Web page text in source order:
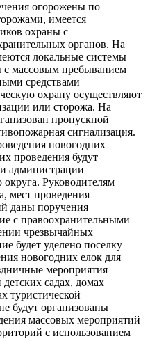
огорожены по
имеется
охраны с
органов. На
локальные системы
с массовым пребыванием
средствами
охрану осуществляют
или сторожа. На
пропускной
сигнализация.
новогодних
проведения будут
администрации
округа. Руководителям
мест проведения
даны поручения
с правоохранительными
чрезвычайных
будет уделено поселку
новогодних елок для
мероприятия
садах, домах
туристической
будут организованы
массовых мероприятий
с использованием